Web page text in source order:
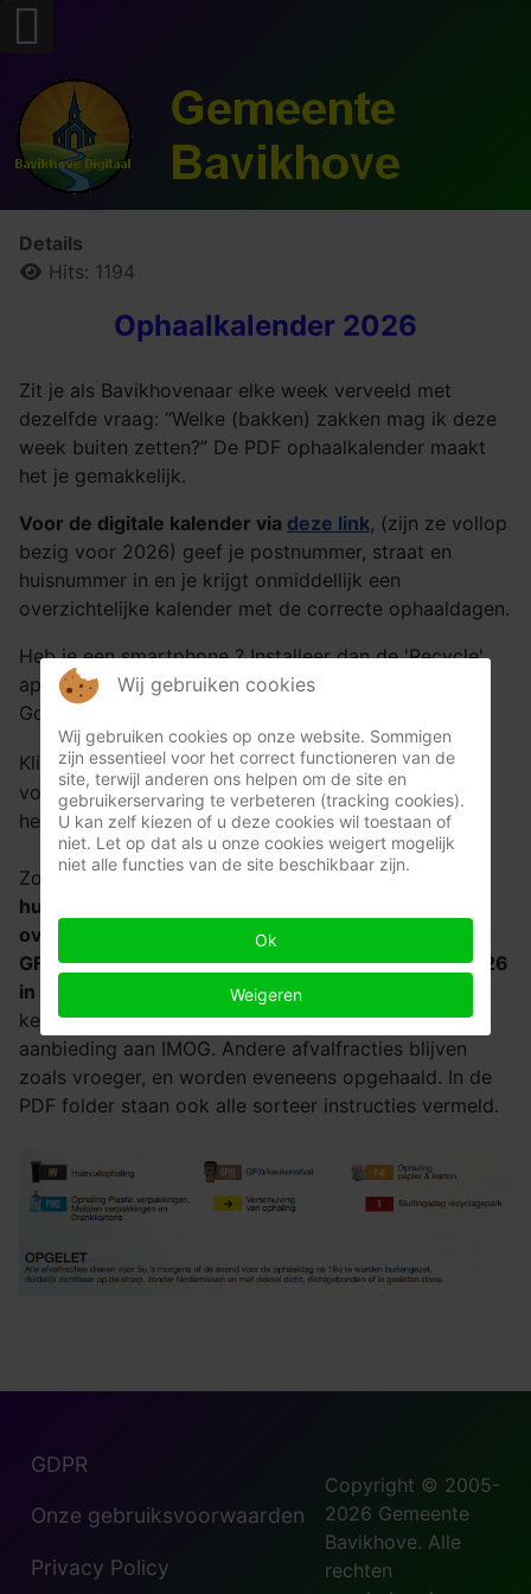
Details
Hits: 1194
Ophaalkalender 2026
Zit je als Bavikhovenaar elke week verveeld met
dezelfde vraag: “Welke (bakken) zakken mag ik deze
week buiten zetten?” De PDF ophaalkalender maakt
het je gemakkelijk.
Voor de digitale kalender via deze link, (zijn ze vollop
bezig voor 2026) geef je postnummer, straat en
huisnummer in en je krijgt onmiddellijk een
overzichtelijke kalender met de correcte ophaaldagen.
Heb je een smartphone ? Installeer dan de 'Recycle'
app voor Android of iOS. Gratis te downloaden via
Google Play of App Store.
Klik andershierom de kalender te openen in PDF
vorm. Blijft ter beschikking, op deze website. Je kan
hem ook downloaden en opslaan indien nodig.
Zoals algemeen gekend staat het ikoon HV voor
huisvuilophaling, vanaf januari 2026 spreekt men
over restafval,
wel in nieuwe container aanbieden.
GF't is dus keukenafval wordt ook vanaf januari 2026
in nieuwe container aangeboden
keukenafval moeten gescheiden blijven voor
aanbieding aan IMOG. Andere afvalfracties blijven
zoals vroeger, en worden eveneens opgehaald. In de
PDF folder staan ook alle sorteer instructies vermeld.
GDPR
Onze gebruiksvoorwaarden
Privacy Policy
Copyright © 2005-
2026 Gemeente
Bavikhove. Alle
rechten
Wij gebruiken cookies
Wij gebruiken cookies op onze website. Sommigen
zijn essentieel voor het correct functioneren van de
site, terwijl anderen ons helpen om de site en
gebruikerservaring te verbeteren (tracking cookies).
U kan zelf kiezen of u deze cookies wil toestaan of
niet. Let op dat als u onze cookies weigert mogelijk
niet alle functies van de site beschikbaar zijn.
Ok
Weigeren